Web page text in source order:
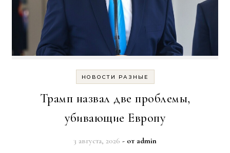
НОВОСТИ РАЗНЫЕ
Трамп назвал две проблемы,
убивающие Европу
3 августа, 2026 - от admin